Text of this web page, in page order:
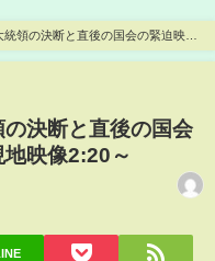
領の決断と直後の国会の緊迫映像
決断と直後の国会
映像2:20～